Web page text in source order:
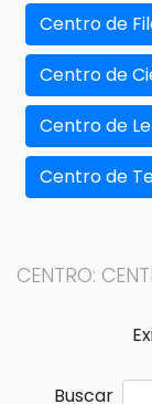
Centro de
Centro de
Centro de
Centro de
CENTRO:
Buscar